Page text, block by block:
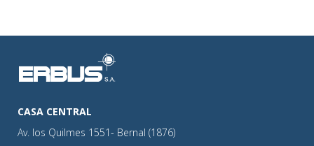
CASA CENTRAL
Av. los Quilmes 1551- Bernal (1876)